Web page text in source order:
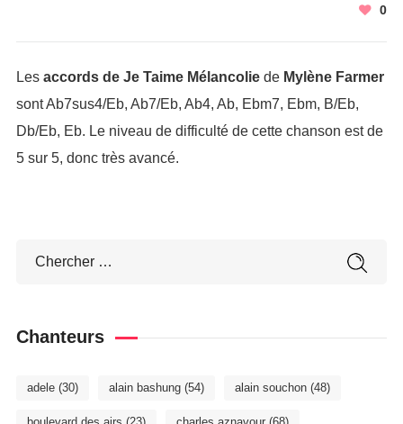
0
Les accords de Je Taime Mélancoliede Mylène Farmer
sont Ab7sus4/Eb, Ab7/Eb, Ab4, Ab, Ebm7, Ebm, B/Eb,
Db/Eb, Eb. Le niveau de difficulté de cette chanson est de
5 sur 5, donc très avancé.
Chanteurs
adele(30) alain bashung(54) alain souchon(48)